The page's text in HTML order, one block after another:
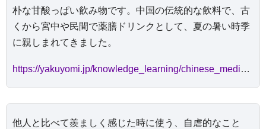
朴な甘酸っぱい飲み物です。中国の伝統的な飲料で、古
くから宮中や民間で薬膳ドリンクとして、夏の暑い時季
に親しまれてきました。
https://yakuyomi.jp/knowledge_learning/chinese_medicine/01_077/
他人と比べて羨ましく感じた時に使う、自虐的なこと